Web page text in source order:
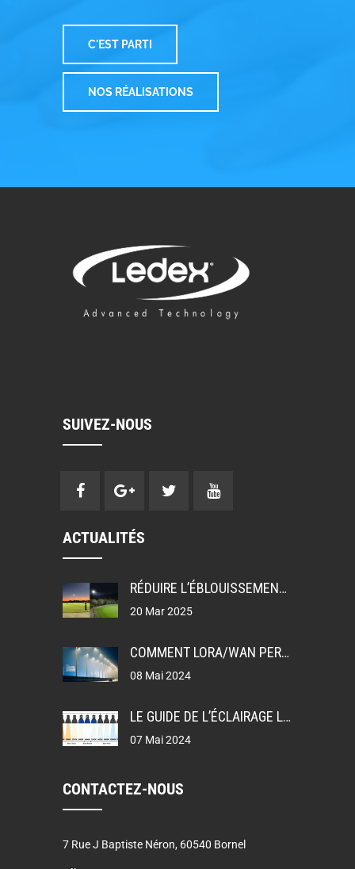
C'EST PARTI
NOS RÉALISATIONS
SUIVEZ-NOUS
ACTUALITÉS
RÉDUIRE L’ÉBLOUISSEMENT: UGR, GR ET TI DANS LA CONCEPTION DE L’ÉCLAIRAGE
20 Mar 2025
COMMENT LORA/WAN PERMET L’ÉCLAIRAGE PUBLIC INTELLIGENT
08 Mai 2024
LE GUIDE DE L’ÉCLAIRAGE LEDEX
07 Mai 2024
CONTACTEZ-NOUS
7 Rue J Baptiste Néron, 60540 Bornel